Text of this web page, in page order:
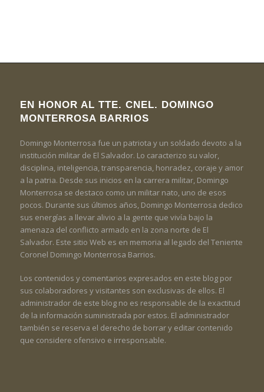
EN HONOR AL TTE. CNEL. DOMINGO
MONTERROSA BARRIOS
Domingo Monterrosa fue un patriota y un soldado devoto a la
institución militar de El Salvador. Lo caracterizo su valor,
disciplina, inteligencia, transparencia, honradez, coraje y amor
a la patria. Desde sus inicios en la carrera militar, Domingo
Monterrosa se destaco como un militar nato, uno de esos
pocos. Durante sus últimos años, Domingo Monterrosa dedico
sus energías a llevar alivio a la gente que vivía bajo la
amenaza del conflicto armado en la zona norte de El
Salvador. Este sitio Web es en memoria al legado del Teniente
Coronel Domingo Monterrosa Barrios.
Los contenidos y comentarios expresados en este blog por
sus colaboradores y visitantes son exclusivas de ellos. El
administrador de este blog no es responsable de la exactitud
de la información suministrada por estos. El administrador
también se reserva el derecho de borrar y editar contenido
que considere ofensivo e irresponsable.